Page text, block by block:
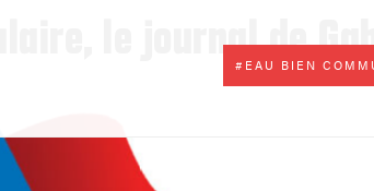
#EAU BIEN
le journal de